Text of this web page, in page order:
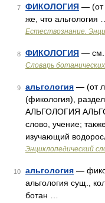
7 ФИКОЛОГИЯ — (от
же, что альгология …
Естествознание.
8 ФИКОЛОГИЯ — см.
Словарь
9 альгология — (от
(фикология),
АЛЬГОЛОГИЯ
слово, учение;
изучающий
Энциклопедический
10 альгология —
альгология сущ.,
ботан …